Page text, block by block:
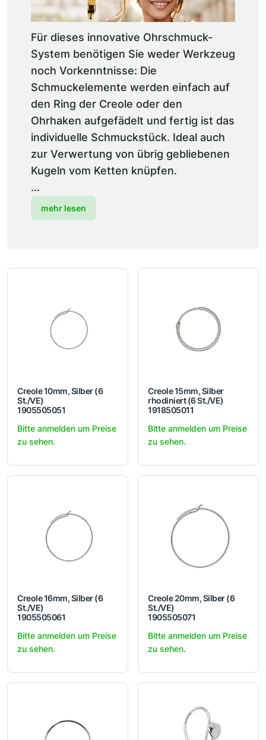
Für dieses innovative Ohrschmuck-
System benötigen Sie weder Werkzeug
noch Vorkenntnisse: Die
Schmuckelemente werden einfach auf
den Ring der Creole oder den
Ohrhaken aufgefädelt und fertig ist das
individuelle Schmuckstück. Ideal auch
zur Verwertung von übrig gebliebenen
Kugeln vom Ketten knüpfen.
...
mehr lesen
Creole 10mm, Silber (6
St./VE)
1905505051
Bitte anmelden um Preise
zu sehen.
Creole 15mm, Silber
rhodiniert (6 St./VE)
1918505011
Bitte anmelden um Preise
zu sehen.
Creole 16mm, Silber (6
St./VE)
1905505061
Bitte anmelden um Preise
zu sehen.
Creole 20mm, Silber (6
St./VE)
1905505071
Bitte anmelden um Preise
zu sehen.